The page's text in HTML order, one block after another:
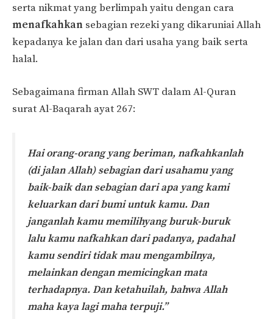
serta nikmat yang berlimpah yaitu dengan cara
menafkahkan sebagian rezeki yang dikaruniai Allah
kepadanya ke jalan dan dari usaha yang baik serta
halal.
Sebagaimana firman Allah SWT dalam Al-Quran
surat Al-Baqarah ayat 267:
Hai orang-orang yang beriman, nafkahkanlah
(di jalan Allah) sebagian dari usahamu yang
baik-baik dan sebagian dari apa yang kami
keluarkan dari bumi untuk kamu. Dan
janganlah kamu memilihyang buruk-buruk
lalu kamu nafkahkan dari padanya, padahal
kamu sendiri tidak mau mengambilnya,
melainkan dengan memicingkan mata
terhadapnya. Dan ketahuilah, bahwa Allah
maha kaya lagi maha terpuji.”